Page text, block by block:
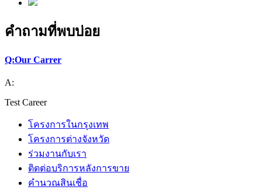
คำถามที่พบบ่อย
Q:Our Carrer
A:
Test Career
โครงการในกรุงเทพ
โครงการต่างจังหวัด
ร่วมงานกับเรา
ติดต่อบริการหลังการขาย
คำนวณสินเชื่อ